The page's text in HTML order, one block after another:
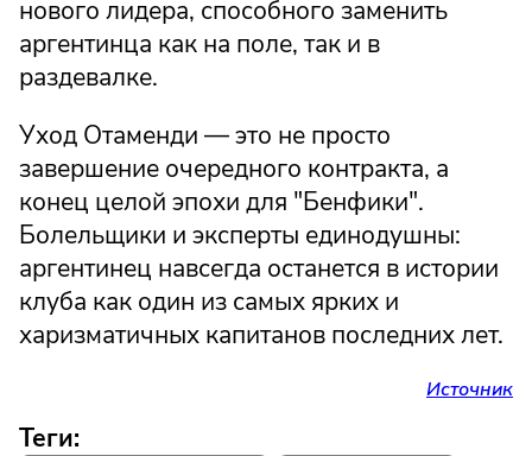
нового лидера, способного заменить
аргентинца как на поле, так и в
раздевалке.
Уход Отаменди — это не просто
завершение очередного контракта, а
конец целой эпохи для "Бенфики".
Болельщики и эксперты единодушны:
аргентинец навсегда останется в истории
клуба как один из самых ярких и
харизматичных капитанов последних лет.
Источник
Теги: